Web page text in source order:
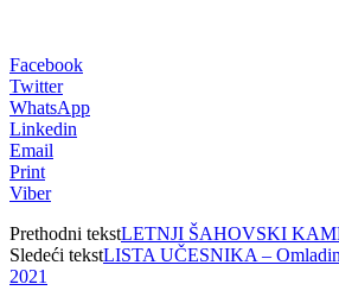
Facebook
Twitter
WhatsApp
Linkedin
Email
Print
Viber
Prethodni tekstLETNJI ŠAHOVSKI
Sledeći tekstLISTA UČESNIKA –
2021